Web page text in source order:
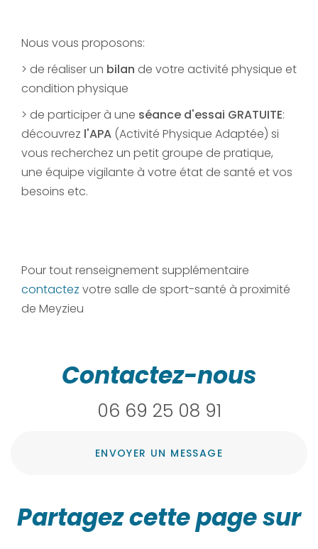
Nous vous proposons:
> de réaliser un bilan de votre activité physique et
condition physique
> de participer à une séance d'essai GRATUITE:
découvrez l'APA (Activité Physique Adaptée) si
vous recherchez un petit groupe de pratique,
une équipe vigilante à votre état de santé et vos
besoins etc.
Pour tout renseignement supplémentaire
contactez votre salle de sport-santé à proximité
de Meyzieu
Contactez-nous
06 69 25 08 91
ENVOYER UN MESSAGE
Partagez cette page sur